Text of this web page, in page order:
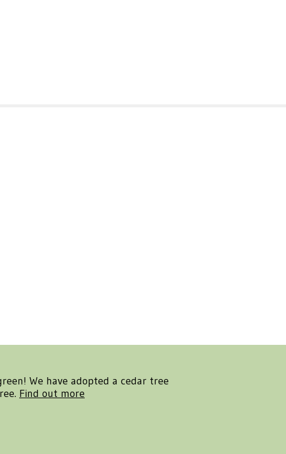
We have adopted a cedar tree
Find out more